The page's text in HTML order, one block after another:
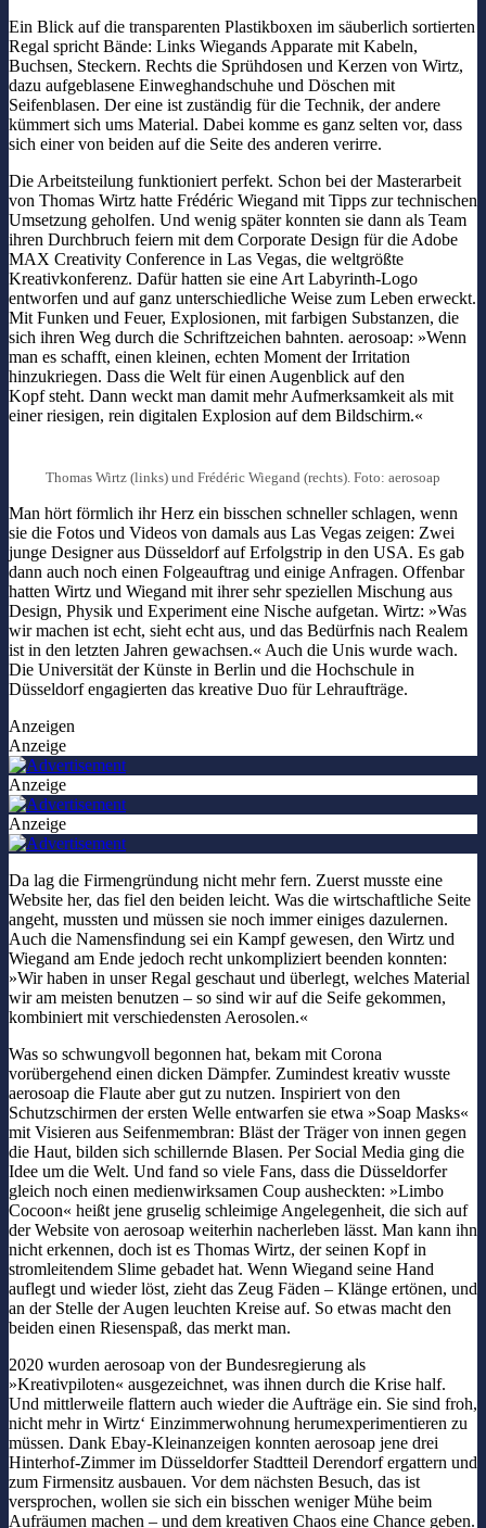
Ein Blick auf die transparenten Plastikboxen im säuberlich sortierten
Regal spricht Bände: Links Wiegands Apparate mit Kabeln,
Buchsen, Steckern. Rechts die Sprühdosen und Kerzen von Wirtz,
dazu aufgeblasene Einweghandschuhe und Döschen mit
Seifenblasen. Der eine ist zuständig für die Technik, der andere
kümmert sich ums Material. Dabei komme es ganz selten vor, dass
sich einer von beiden auf die Seite des anderen verirre.
Die Arbeitsteilung funktioniert perfekt. Schon bei der Masterarbeit
von Thomas Wirtz hatte Frédéric Wiegand mit Tipps zur technischen
Umsetzung geholfen. Und wenig später konnten sie dann als Team
ihren Durchbruch feiern mit dem Corporate Design für die Adobe
MAX Creativity Conference in Las Vegas, die weltgrößte
Kreativkonferenz. Dafür hatten sie eine Art Labyrinth-Logo
entworfen und auf ganz unterschiedliche Weise zum Leben erweckt.
Mit Funken und Feuer, Explosionen, mit farbigen Substanzen, die
sich ihren Weg durch die Schriftzeichen bahnten. aerosoap: »Wenn
man es schafft, einen kleinen, echten Moment der Irritation
hinzukriegen. Dass die Welt für einen Augenblick auf den
Kopf steht. Dann weckt man damit mehr Aufmerksamkeit als mit
einer riesigen, rein digitalen Explosion auf dem Bildschirm.«
Thomas Wirtz (links) und Frédéric Wiegand (rechts). Foto: aerosoap
Man hört förmlich ihr Herz ein bisschen schneller schlagen, wenn
sie die Fotos und Videos von damals aus Las Vegas zeigen: Zwei
junge Designer aus Düsseldorf auf Erfolgstrip in den USA. Es gab
dann auch noch einen Folgeauftrag und einige Anfragen. Offenbar
hatten Wirtz und Wiegand mit ihrer sehr speziellen Mischung aus
Design, Physik und Experiment eine Nische aufgetan. Wirtz: »Was
wir machen ist echt, sieht echt aus, und das Bedürfnis nach Realem
ist in den letzten Jahren gewachsen.« Auch die Unis wurde wach.
Die Universität der Künste in Berlin und die Hochschule in
Düsseldorf engagierten das kreative Duo für Lehraufträge.
Anzeigen
Anzeige
Anzeige
Anzeige
Da lag die Firmengründung nicht mehr fern. Zuerst musste eine
Website her, das fiel den beiden leicht. Was die wirtschaftliche Seite
angeht, mussten und müssen sie noch immer einiges dazulernen.
Auch die Namensfindung sei ein Kampf gewesen, den Wirtz und
Wiegand am Ende jedoch recht unkompliziert beenden konnten:
»Wir haben in unser Regal geschaut und überlegt, welches Material
wir am meisten benutzen – so sind wir auf die Seife gekommen,
kombiniert mit verschiedensten Aerosolen.«
Was so schwungvoll begonnen hat, bekam mit Corona
vorübergehend einen dicken Dämpfer. Zumindest kreativ wusste
aerosoap die Flaute aber gut zu nutzen. Inspiriert von den
Schutzschirmen der ersten Welle entwarfen sie etwa »Soap Masks«
mit Visieren aus Seifenmembran: Bläst der Träger von innen gegen
die Haut, bilden sich schillernde Blasen. Per Social Media ging die
Idee um die Welt. Und fand so viele Fans, dass die Düsseldorfer
gleich noch einen medienwirksamen Coup ausheckten: »Limbo
Cocoon« heißt jene gruselig schleimige Angelegenheit, die sich auf
der Website von aerosoap weiterhin nacherleben lässt. Man kann ihn
nicht erkennen, doch ist es Thomas Wirtz, der seinen Kopf in
stromleitendem Slime gebadet hat. Wenn Wiegand seine Hand
auflegt und wieder löst, zieht das Zeug Fäden – Klänge ertönen, und
an der Stelle der Augen leuchten Kreise auf. So etwas macht den
beiden einen Riesenspaß, das merkt man.
2020 wurden aerosoap von der Bundesregierung als
»Kreativpiloten« ausgezeichnet, was ihnen durch die Krise half.
Und mittlerweile flattern auch wieder die Aufträge ein. Sie sind froh,
nicht mehr in Wirtz‘ Einzimmerwohnung herumexperimentieren zu
müssen. Dank Ebay-Kleinanzeigen konnten aerosoap jene drei
Hinterhof-Zimmer im Düsseldorfer Stadtteil Derendorf ergattern und
zum Firmensitz ausbauen. Vor dem nächsten Besuch, das ist
versprochen, wollen sie sich ein bisschen weniger Mühe beim
Aufräumen machen – und dem kreativen Chaos eine Chance geben.